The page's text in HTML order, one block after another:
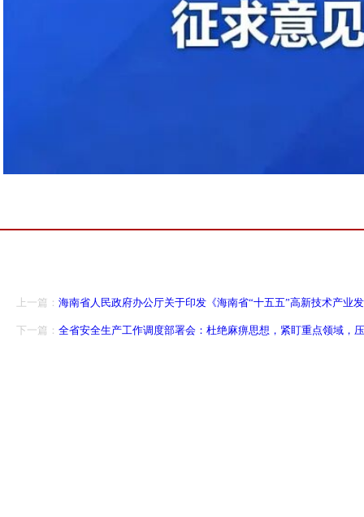
上一篇： 海南省人民政府办公厅关于印发《海南省“十五五”高新技术产业
下一篇： 全省安全生产工作调度部署会：杜绝麻痹思想，紧盯重点领域，